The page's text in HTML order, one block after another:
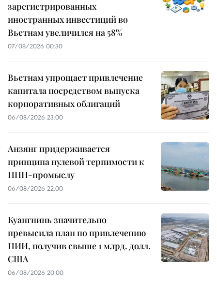
зарегистрированных
иностранных инвестиций во
Вьетнам увеличился на 58%
07/08/2026 00:30
Вьетнам упрощает привлечение
капитала посредством выпуска
корпоративных облигаций
06/08/2026 23:00
Анзянг придерживается
принципа нулевой терпимости к
ННН-промыслу
06/08/2026 22:00
Куангнинь значительно
превысила план по привлечению
ПИИ, получив свыше 1 млрд. долл.
США
06/08/2026 20:00